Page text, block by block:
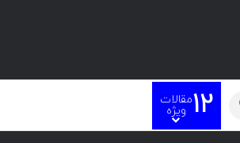
جستجو
برای
12مقالات
ویژه